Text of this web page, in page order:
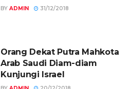
BY ADMIN 31/12/2018
Orang Dekat Putra Mahkota
Arab Saudi Diam-diam
Kunjungi Israel